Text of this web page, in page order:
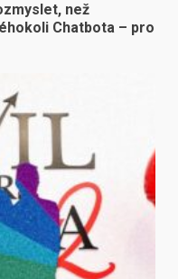
než
Chatbota – pro